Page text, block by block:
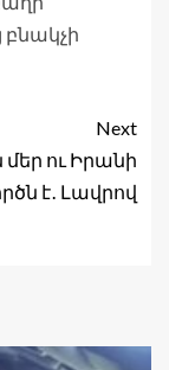
բնակչի
Next
ու Իրանի
է․ Լավրով